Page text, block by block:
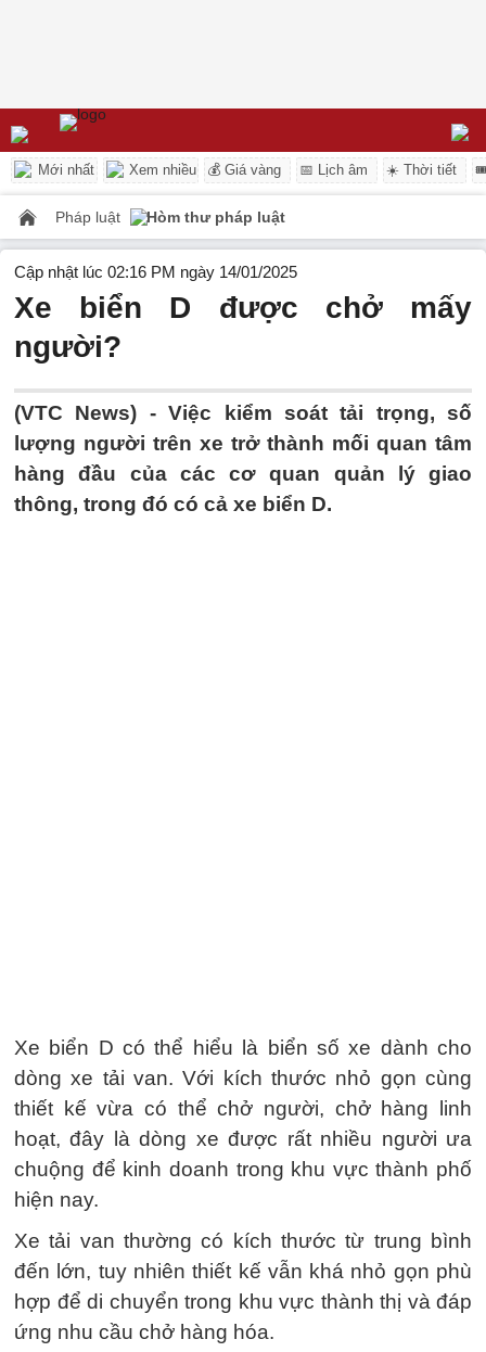
Mới nhất Xem nhiều 💰 Giá vàng 📅 Lịch âm ☀️ Thời tiết
Pháp luật Hòm thư pháp luật
Cập nhật lúc 02:16 PM ngày 14/01/2025
Xe biển D được chở mấy
người?
(VTC News) -Việc kiểm soát tải trọng, số
lượng người trên xe trở thành mối quan tâm
hàng đầu của các cơ quan quản lý giao
thông, trong đó có cả xe biển D.
Xe biển D có thể hiểu là biển số xe dành cho
dòng xe tải van. Với kích thước nhỏ gọn cùng
thiết kế vừa có thể chở người, chở hàng linh
hoạt, đây là dòng xe được rất nhiều người ưa
chuộng để kinh doanh trong khu vực thành phố
hiện nay.
Xe tải van thường có kích thước từ trung bình
đến lớn, tuy nhiên thiết kế vẫn khá nhỏ gọn phù
hợp để di chuyển trong khu vực thành thị và đáp
ứng nhu cầu chở hàng hóa.